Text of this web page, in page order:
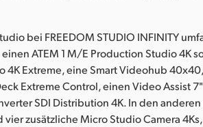
bei FREEDOM STUDIO INFINITY
ATEM 1 M/E Production Studio 4K
Extreme, eine Smart Videohub
Extreme Control, einen Video Assist 7"
SDI Distribution 4K. In den
zusätzliche Micro Studio Camera 4Ks,